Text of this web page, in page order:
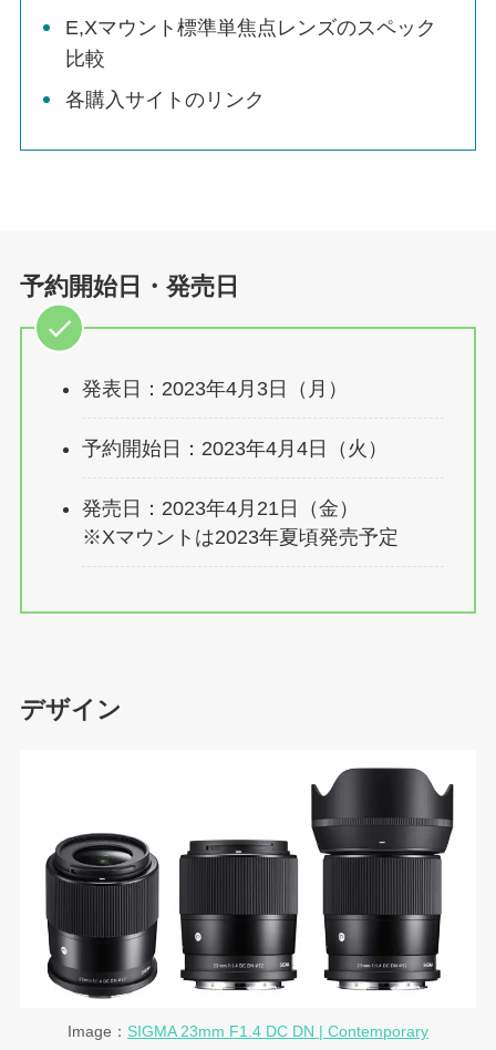
E,Xマウント標準単焦点レンズのスペック
比較
各購入サイトのリンク
予約開始日・発売日
発表日：2023年4月3日（月）
予約開始日：2023年4月4日（火）
発売日：2023年4月21日（金）
※Xマウントは2023年夏頃発売予定
デザイン
Image： SIGMA 23mm F1.4 DC DN | Contemporary